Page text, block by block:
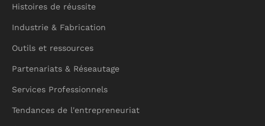
Histoires de réussite
Industrie & Fabrication
Outils et ressources
Partenariats & Réseautage
Services Professionnels
Tendances de l'entrepreneuriat